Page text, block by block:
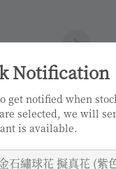
Notification
get notified when
selected, we will
is available.